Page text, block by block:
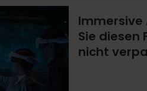
Immersive
Sie diesen
nicht